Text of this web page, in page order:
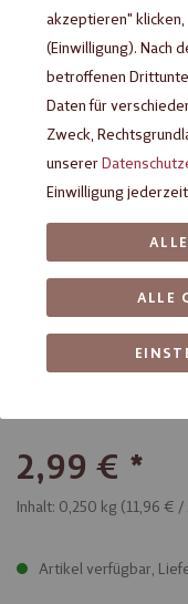
HUSSEL
Zartbitter,
2,99 €
Klassische Schoko-
Inhalt: 0,250 kg (11,96 € /
Artikel verfügbar,
akzeptieren"
(Einwilligung). Nach
betroffenen
Daten für
Zweck,
unserer
Einwilligung
ALLE